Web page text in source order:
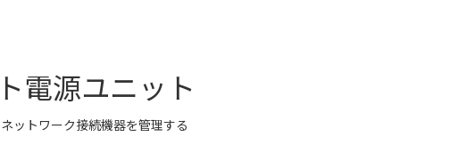
電源ユニット
ットワーク接続機器を管理する